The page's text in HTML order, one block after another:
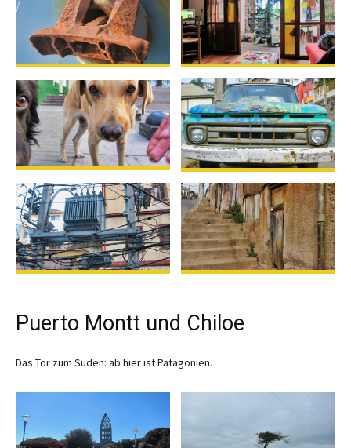
Puerto Montt und Chiloe
Das Tor zum Süden: ab hier ist Patagonien.